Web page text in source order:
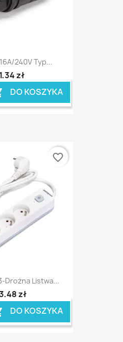
240V Typ...
zł
DO KOSZYKA
Drożna Listwa...
zł
DO KOSZYKA
favorite_border